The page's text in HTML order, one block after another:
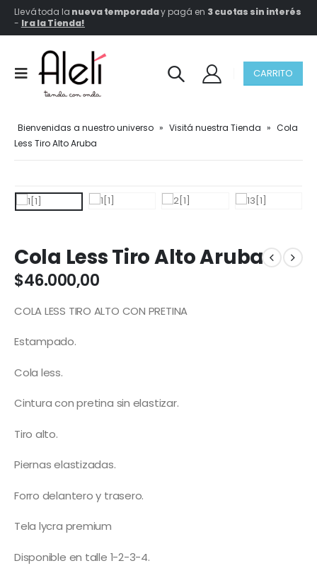
Llevá toda la nueva temporaday pagá en 3 cuotas sin interés
- Ir a la Tienda!
CARRITO
Bienvenidas a nuestro universo » Visitá nuestra Tienda » Cola
Less Tiro Alto Aruba
Cola Less Tiro Alto Aruba
$46.000,00
COLA LESS TIRO ALTO CON PRETINA
Estampado.
Cola less.
Cintura con pretina sin elastizar.
Tiro alto.
Piernas elastizadas.
Forro delantero y trasero.
Tela lycra premium
Disponible en talle 1-2-3-4.